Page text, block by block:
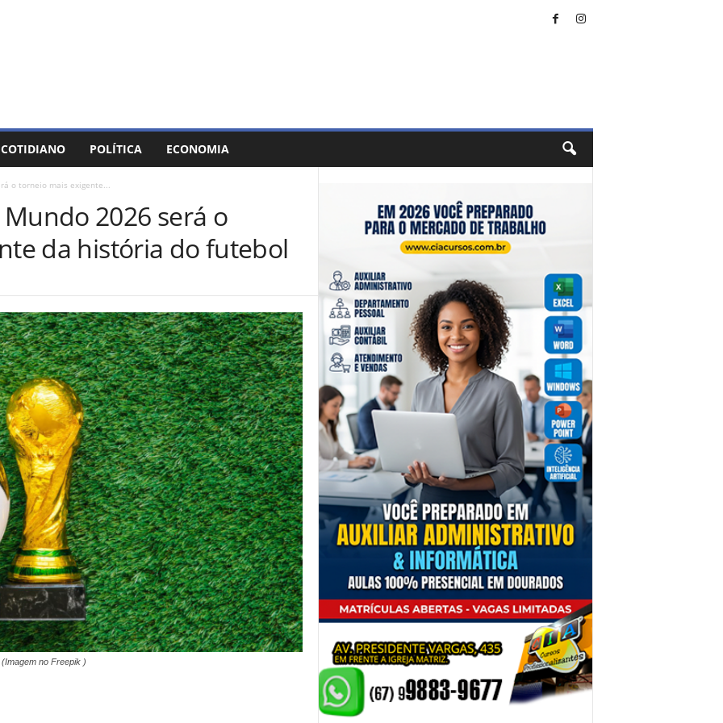
COTIDIANO POLÍTICA ECONOMIA
o torneio mais exigente...
2026 será o
da história do futebol
(Imagem no Freepik )